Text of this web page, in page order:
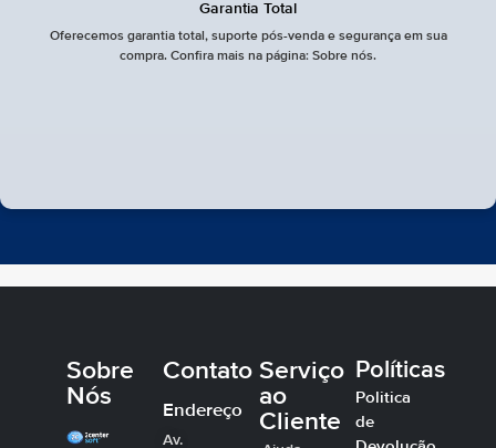
Garantia Total
Oferecemos garantia total, suporte pós-venda e segurança em sua
compra. Confira mais na página: Sobre nós.
Sobre
Nós
Contato
Endereço
Av.
Serviço
ao
Cliente
Políticas
Politica
de